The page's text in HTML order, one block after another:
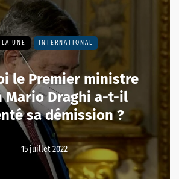
LA UNE INTERNATIONAL
le Premier ministre
Mario Draghi a-t-il
sa démission ?
15 juillet 2022